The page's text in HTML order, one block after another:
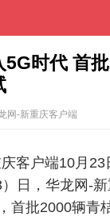
5G时代 首
网-新重庆客户端
客户端10月
日，华龙网-
首批2000辆青